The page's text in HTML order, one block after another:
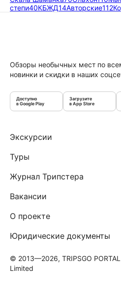
степи40КБЖД14Авторские112
Обзоры необычных мест по
новинки и скидки в наших
Доступно
в Google Play
Загрузите
в App Store
Экскурсии
Туры
Журнал Трипстера
Вакансии
О проекте
Юридические документы
© 2013—2026, TRIPSGO
Limited